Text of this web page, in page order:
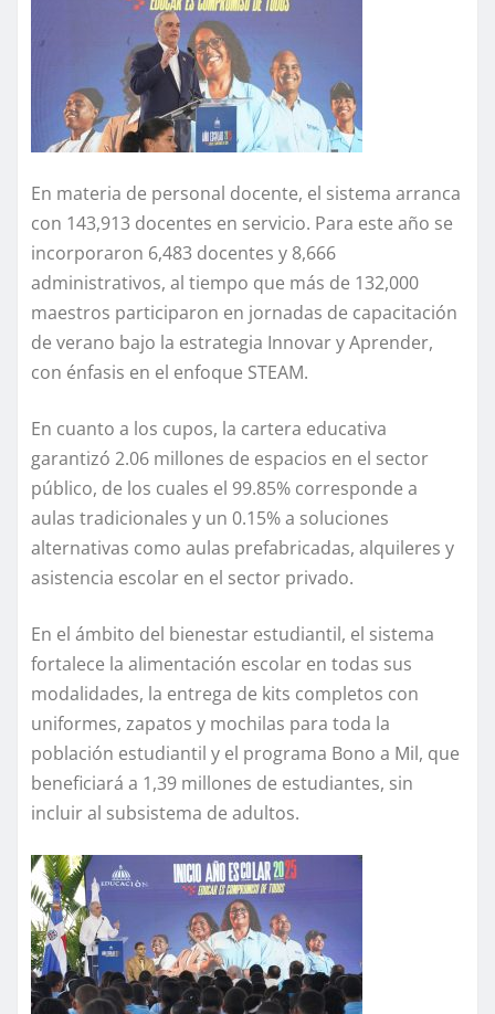
En materia de personal docente, el sistema arranca
con 143,913 docentes en servicio. Para este año se
incorporaron 6,483 docentes y 8,666
administrativos, al tiempo que más de 132,000
maestros participaron en jornadas de capacitación
de verano bajo la estrategia Innovar y Aprender,
con énfasis en el enfoque STEAM.
En cuanto a los cupos, la cartera educativa
garantizó 2.06 millones de espacios en el sector
público, de los cuales el 99.85% corresponde a
aulas tradicionales y un 0.15% a soluciones
alternativas como aulas prefabricadas, alquileres y
asistencia escolar en el sector privado.
En el ámbito del bienestar estudiantil, el sistema
fortalece la alimentación escolar en todas sus
modalidades, la entrega de kits completos con
uniformes, zapatos y mochilas para toda la
población estudiantil y el programa Bono a Mil, que
beneficiará a 1,39 millones de estudiantes, sin
incluir al subsistema de adultos.